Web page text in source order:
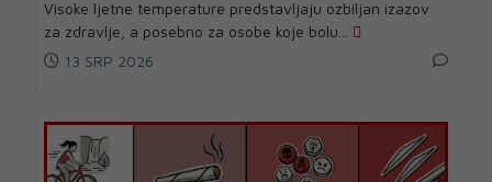
Visoke ljetne temperature predstavljaju ozbiljan izazov
za zdravlje, a posebno za osobe koje bolu...
13 SRP 2026